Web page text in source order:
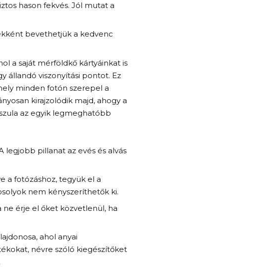
hason fekvés. Jól mutat a
bevethetjük a kedvenc
a saját mérföldkő kártyáinkat is
állandó viszonyítási pontot. Ez
minden fotón szerepel a
kirajzolódik majd, ahogy a
az egyik legmeghatóbb
legjobb pillanat az evés és alvás
a fotózáshoz, tegyük el a
nem kényszeríthetők ki.
ne érje el őket közvetlenül, ha
ahol anyai
névre szóló kiegészítőket